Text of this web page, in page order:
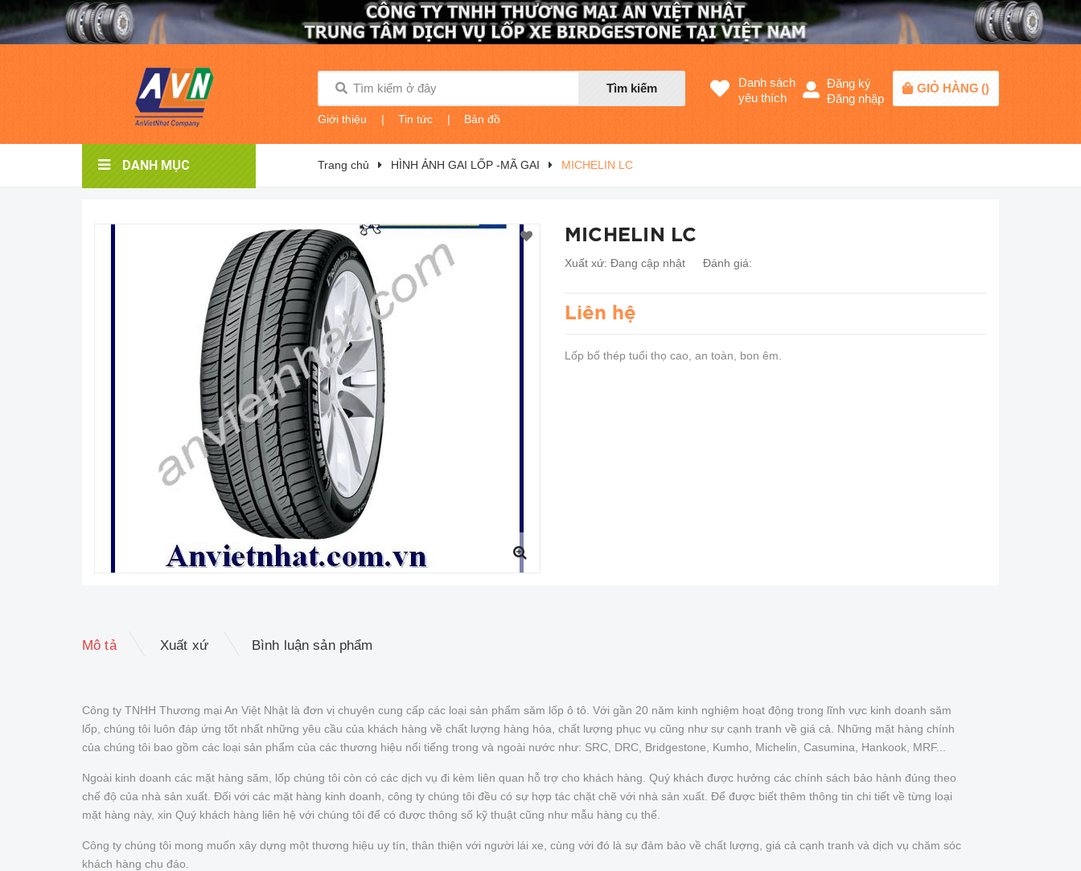
Tìm kiếm
Giới thiệu | Tin tức | Bản đồ
Danh sách
yêu thích
Đăng ký
Đăng nhập
GIỎ HÀNG ()
DANH MỤC Trang chủ HÌNH ẢNH GAI LỐP -MÃ GAI MICHELIN LC
MICHELIN LC
Xuất xứ: Đang cập nhật Đánh giá:
Liên hệ
Lốp bố thép tuổi thọ cao, an toàn, bon êm.
Mô tả Xuất xứ Bình luận sản phẩm
Công ty TNHH Thương mại An Việt Nhật là đơn vị chuyên cung cấp các loại sản phẩm săm lốp ô tô. Với gần 20 năm kinh nghiệm hoạt động trong lĩnh vực kinh doanh săm
lốp, chúng tôi luôn đáp ứng tốt nhất những yêu cầu của khách hàng về chất lượng hàng hóa, chất lượng phục vụ cũng như sự cạnh tranh về giá cả. Những mặt hàng chính
của chúng tôi bao gồm các loại sản phẩm của các thương hiệu nổi tiếng trong và ngoài nước như: SRC, DRC, Bridgestone, Kumho, Michelin, Casumina, Hankook, MRF...
Ngoài kinh doanh các mặt hàng săm, lốp chúng tôi còn có các dịch vụ đi kèm liên quan hỗ trợ cho khách hàng. Quý khách được hưởng các chính sách bảo hành đúng theo
chế độ của nhà sản xuất. Đối với các mặt hàng kinh doanh, công ty chúng tôi đều có sự hợp tác chặt chẽ với nhà sản xuất. Để được biết thêm thông tin chi tiết về từng loại
mặt hàng này, xin Quý khách hàng liên hệ với chúng tôi để có được thông số kỹ thuật cũng như mẫu hàng cụ thể.
Công ty chúng tôi mong muốn xây dựng một thương hiệu uy tín, thân thiện với người lái xe, cùng với đó là sự đảm bảo về chất lượng, giá cả cạnh tranh và dịch vụ chăm sóc
khách hàng chu đáo.